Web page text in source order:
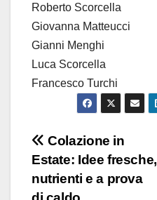
Roberto Scorcella
Giovanna Matteucci
Gianni Menghi
Luca Scorcella
Francesco Turchi
Colazione in
Estate: Idee fresche,
nutrienti e a prova